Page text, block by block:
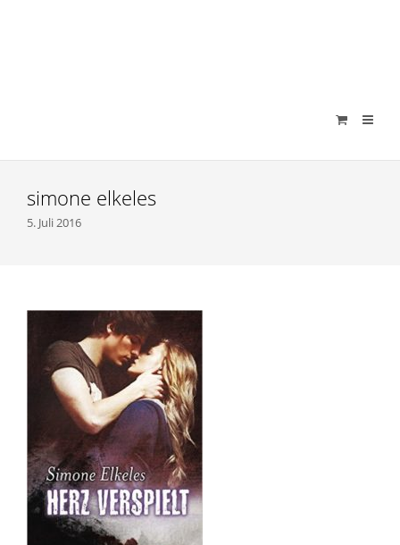
simone elkeles
5. Juli 2016